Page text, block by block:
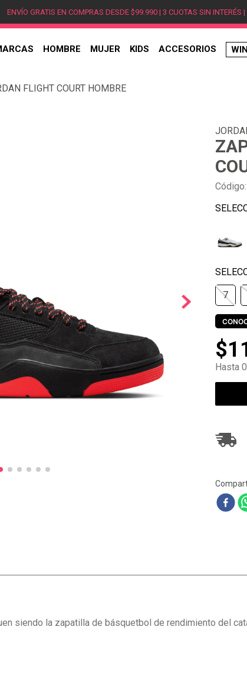
ENVÍO GRATIS EN COMPRAS DESDE $99.990 | 3 CUOTAS SIN INTERÉS
HOMBRE MUJER KIDS ACCESORIOS
FLIGHT COURT HOMBRE
Código:
7
$
Hasta
siendo la zapatilla de básquetbol de rendimiento del
1.